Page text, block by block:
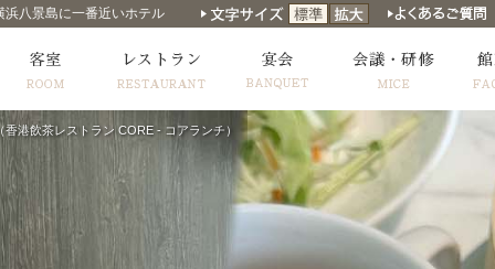
浜八景島に一番近いホテル
港飲茶レストラン CORE - コアランチ）